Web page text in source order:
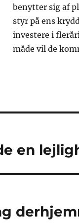
benytter sig af
styr på ens
investere i
måde vil de
en